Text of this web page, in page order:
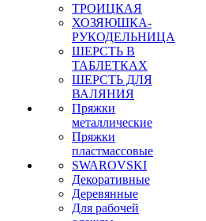
ТРОИЦКАЯ
ХОЗЯЮШКА-
РУКОДЕЛЬНИЦА
ШЕРСТЬ В
ТАБЛЕТКАХ
ШЕРСТЬ ДЛЯ
ВАЛЯНИЯ
Пряжки
металлические
Пряжки
пластмассовые
SWAROVSKI
Декоративные
Деревянные
Для рабочей